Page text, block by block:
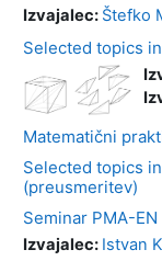
Izvajalec: Štefko
Selected topics
Matematični
Selected topics
(preusmeritev)
Seminar PMA-
Izvajalec: Istvan